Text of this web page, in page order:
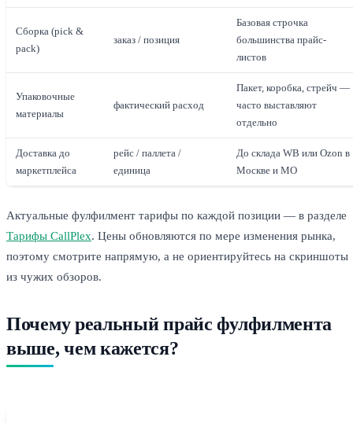
Сборка (pick &
pack)
заказ / позиция
Базовая строчка
большинства прайс-
листов
Упаковочные
материалы
фактический расход
Пакет, коробка, стрейч —
часто выставляют
отдельно
Доставка до
маркетплейса
рейс / паллета /
единица
До склада WB или Ozon в
Москве и МО
Актуальные фулфилмент тарифы по каждой позиции — в разделе
Тарифы CallPlex. Цены обновляются по мере изменения рынка,
поэтому смотрите напрямую, а не ориентируйтесь на скриншоты
из чужих обзоров.
Почему реальный прайс фулфилмента
выше, чем кажется?